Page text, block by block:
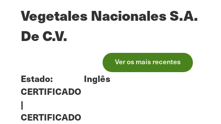
Vegetales Nacionales S.A.
De C.V.
Ver os mais recentes
Estado:
CERTIFICADO
|
CERTIFICADO
Inglês